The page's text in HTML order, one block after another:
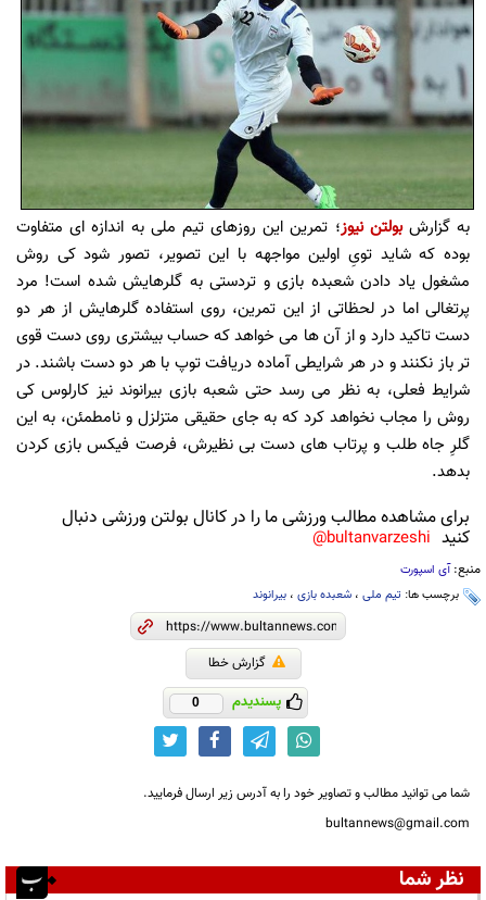
به گزارشبولتن نیوز؛ تمرین این روزهای تیم ملی به اندازه ای متفاوت
بوده که شاید تویِ اولین مواجهه با این تصویر، تصور شود کی روش
مشغول یاد دادن شعبده بازی و تردستی به گلرهایش شده است! مرد
پرتغالی اما در لحظاتی از این تمرین، روی استفاده گلرهایش از هر دو
دست تاکید دارد و از آن ها می خواهد که حساب بیشتری روی دست قوی
تر باز نکنند و در هر شرایطی آماده دریافت توپ با هر دو دست باشند. در
شرایط فعلی، به نظر می رسد حتی شعبه بازی بیرانوند نیز کارلوس کی
روش را مجاب نخواهد کرد که به جای حقیقی متزلزل و نامطمئن، به این
گلرِ جاه طلب و پرتاب های دست بی نظیرش، فرصت فیکس بازی کردن
بدهد.
برای مشاهده مطالب ورزشی ما را در کانال بولتن ورزشی دنبال
کنید bultanvarzeshi@
منبع:آی اسپورت
برچسب ها: تیم ملی ، شعبده بازی ، بیرانوند
گزارش خطا
پسندیدم 0
شما می توانید مطالب و تصاویر خود را به آدرس زیر ارسال فرمایید.
bultannews@gmail.com
نظر شما